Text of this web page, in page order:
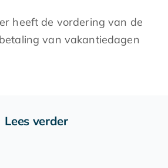
heeft de vordering van de
van vakantiedagen
Lees verder